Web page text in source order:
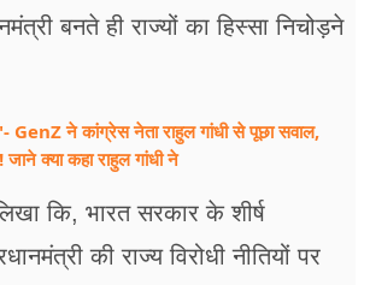
बनते ही राज्यों का हिस्सा निचोड़ने
GenZ ने कांग्रेस नेता राहुल गांधी से पूछा सवाल,
क्या कहा राहुल गांधी ने
कि, भारत सरकार के शीर्ष
की राज्य विरोधी नीतियों पर